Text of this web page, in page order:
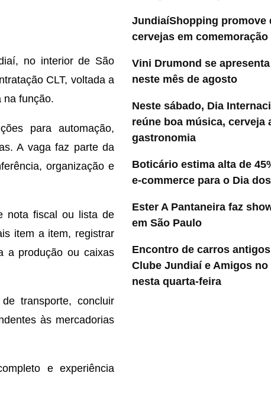
no interior de São
CLT, voltada a
na função.
para automação,
A vaga faz parte da
organização e
nota fiscal ou lista de
item a item, registrar
a produção ou caixas
transporte, concluir
às mercadorias
e experiência
JundiaíShopping promove
cervejas em
Vini Drumond se
neste mês de agosto
Neste sábado, Dia
reúne boa música, cerveja
gastronomia
Boticário estima alta de
e-commerce para o Dia
Ester A Pantaneira faz
em São Paulo
Encontro de carros
Clube Jundiaí e Amigos
nesta quarta-feira